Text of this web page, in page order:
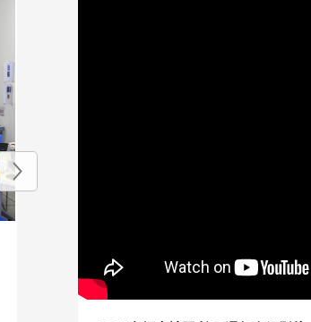
工作者之自我照顧】
2026/04/27 下午 03:33